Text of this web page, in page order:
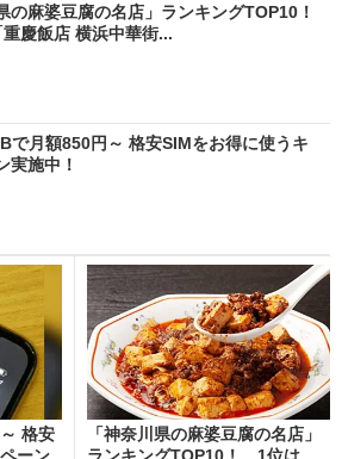
の麻婆豆腐の名店」ランキングTOP10！
慶飯店 横浜中華街...
で月額850円～ 格安SIMをお得に使うキ
実施中！
格安
ーン
「神奈川県の麻婆豆腐の名店」
ランキングTOP10！ 1位は